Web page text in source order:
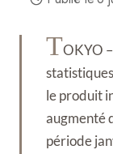
TOKYO
le produit
augmenté
période